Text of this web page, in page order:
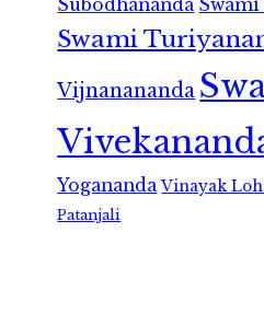
Subodhananda
Swami
Vijnanananda
Yogananda Vinayak
Patanjali